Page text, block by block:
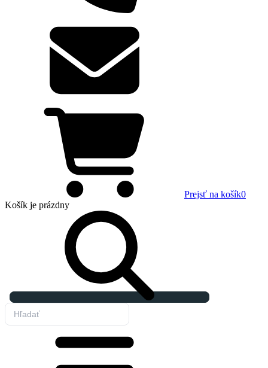
Prejsť na košík0
Košík je prázdny